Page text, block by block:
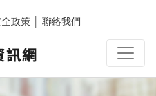
政策 聯絡我們